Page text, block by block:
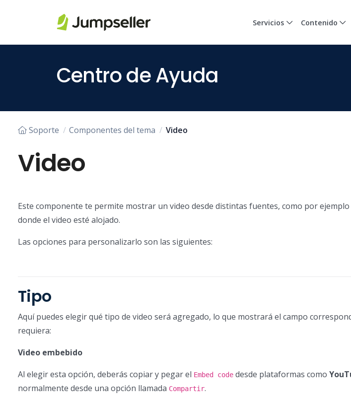
Saltar al contenido principal
Servicios Contenido
Centro de Ayuda
Soporte Componentes del tema Video
Video
Este componente te permite mostrar un video desde distintas fuentes, como por ejemplo
donde el video esté alojado.
Las opciones para personalizarlo son las siguientes:
Tipo
Aquí puedes elegir qué tipo de video será agregado, lo que mostrará el campo
requiera:
Video embebido
Al elegir esta opción, deberás copiar y pegar el Embed code desde plataformas como
normalmente desde una opción llamada Compartir.